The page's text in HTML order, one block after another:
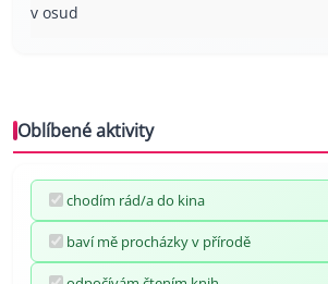
v osud
Oblíbené aktivity
chodím rád/a do kina
baví mě procházky v přírodě